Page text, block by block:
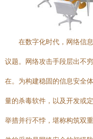
在数字化时代，网络信
议题。网络攻击手段层出不
在。为构建稳固的信息安全
量的杀毒软件，以及开发或
举措并行不悖，堪称构筑双